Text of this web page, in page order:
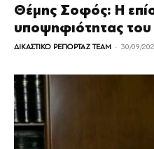
Θέμης Σοφός: Η
υποψηφιότητας του
ΔΙΚΑΣΤΙΚΟ ΡΕΠΟΡΤΑΖ TEAM - 30/09/